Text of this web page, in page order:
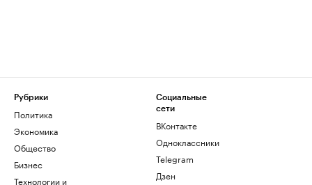
Рубрики
Политика
Экономика
Общество
Бизнес
Технологии и
Социальные
сети
ВКонтакте
Одноклассники
Telegram
Дзен